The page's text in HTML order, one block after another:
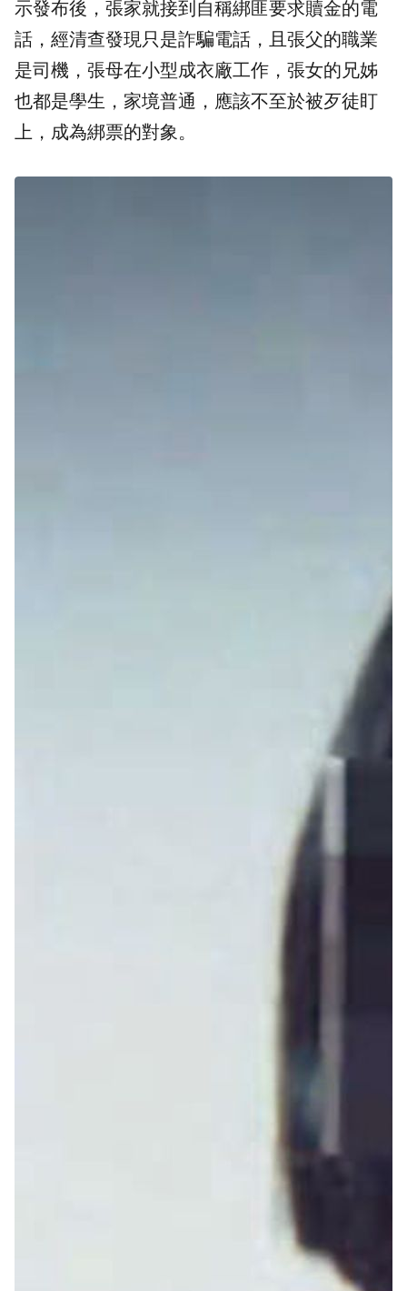
示發布後，張家就接到自稱綁匪要求贖金的電
話，經清查發現只是詐騙電話，且張父的職業
是司機，張母在小型成衣廠工作，張女的兄姊
也都是學生，家境普通，應該不至於被歹徒盯
上，成為綁票的對象。